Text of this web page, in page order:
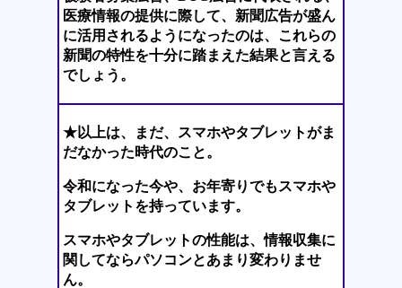
医療情報の提供に際して、新聞広告が盛ん
に活用されるようになったのは、これらの
新聞の特性を十分に踏まえた結果と言える
でしょう。
★以上は、まだ、スマホやタブレットがま
だなかった時代のこと。
令和になった今や、お年寄りでもスマホや
タブレットを持っています。
スマホやタブレットの性能は、情報収集に
関してならパソコンとあまり変わりませ
ん。